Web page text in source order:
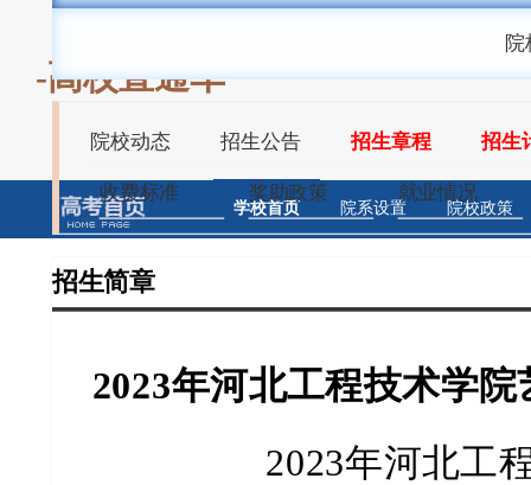
-高校直通车
学校首页 院系设置 院校政策
院
院校动态 招生公告 招生章程 招生
收费标准 奖助政策 就业情况
招生简章
2023年河北工程技术学
2023年河北工